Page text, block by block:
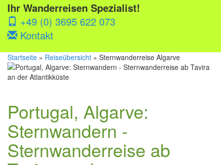
Ihr Wanderreisen Spezialist!
+49 (0) 3695 622 073
Kontakt
Startseite » Reiseübersicht » Sternwanderreise Algarve
Portugal, Algarve:
Sternwandern -
Sternwanderreise ab